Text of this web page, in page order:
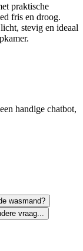
praktische
fris en droog.
stevig en ideaal
handige chatbot,
wasmand?
vraag...